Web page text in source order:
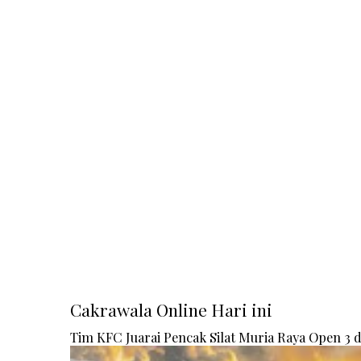
Cakrawala Online Hari ini
Tim KFC Juarai Pencak Silat Muria Raya Open 3